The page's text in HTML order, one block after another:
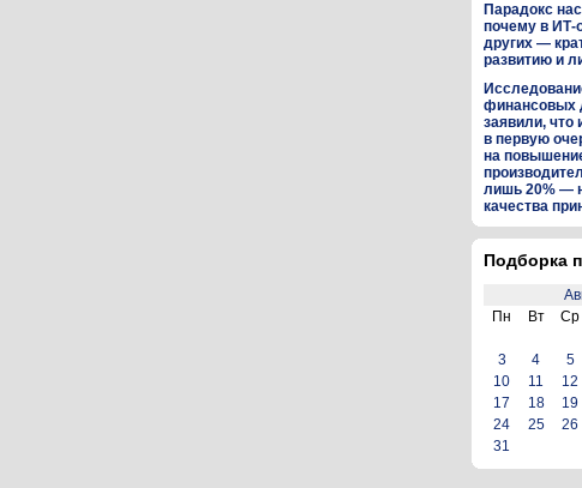
Парадокс
почему в ИТ-
других —
развитию и
финансовых
заявили, что
в первую
на
лишь 20% —
качества
Подборка
Пн
Вт Ср
3 4
5
10
11
12
17
18
19
24
25
26
31